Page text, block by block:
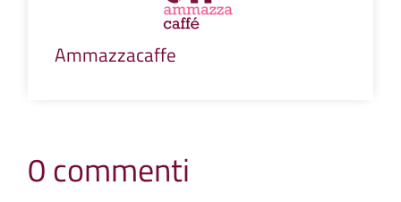
Ammazzacaffe
0 commenti